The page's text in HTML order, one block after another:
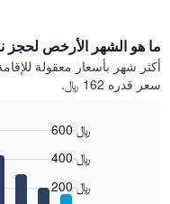
ما هو الشهر الأرخص لحجز
أكثر شهر بأسعار معقولة
سعر قدره 162 ﷼.
200 ﷼
400 ﷼
600 ﷼